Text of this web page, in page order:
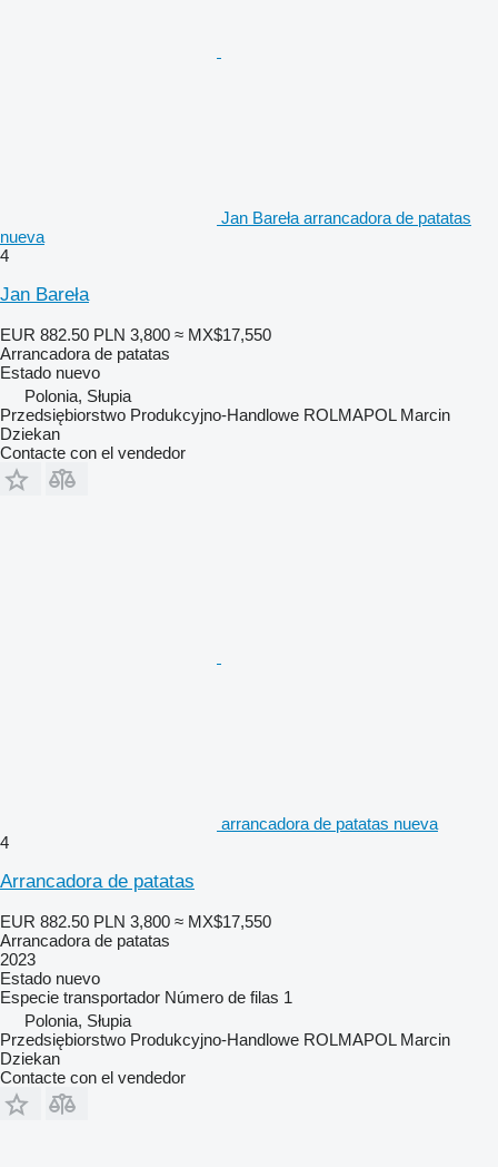
Jan Bareła arrancadora de patatas
nueva
4
Jan Bareła
EUR 882.50 PLN 3,800 ≈ MX$17,550
Arrancadora de patatas
Estado nuevo
Polonia, Słupia
Przedsiębiorstwo Produkcyjno-Handlowe ROLMAPOL Marcin
Dziekan
Contacte con el vendedor
arrancadora de patatas nueva
4
Arrancadora de patatas
EUR 882.50 PLN 3,800 ≈ MX$17,550
Arrancadora de patatas
2023
Estado nuevo
Especie transportador Número de filas 1
Polonia, Słupia
Przedsiębiorstwo Produkcyjno-Handlowe ROLMAPOL Marcin
Dziekan
Contacte con el vendedor